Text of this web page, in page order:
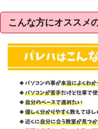
こんな方にオススメ